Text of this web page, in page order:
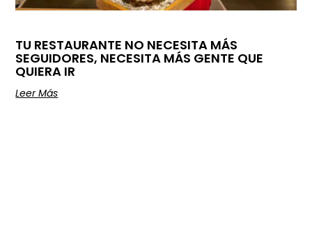
TU RESTAURANTE NO NECESITA MÁS
SEGUIDORES, NECESITA MÁS GENTE QUE
QUIERA IR
Leer Más